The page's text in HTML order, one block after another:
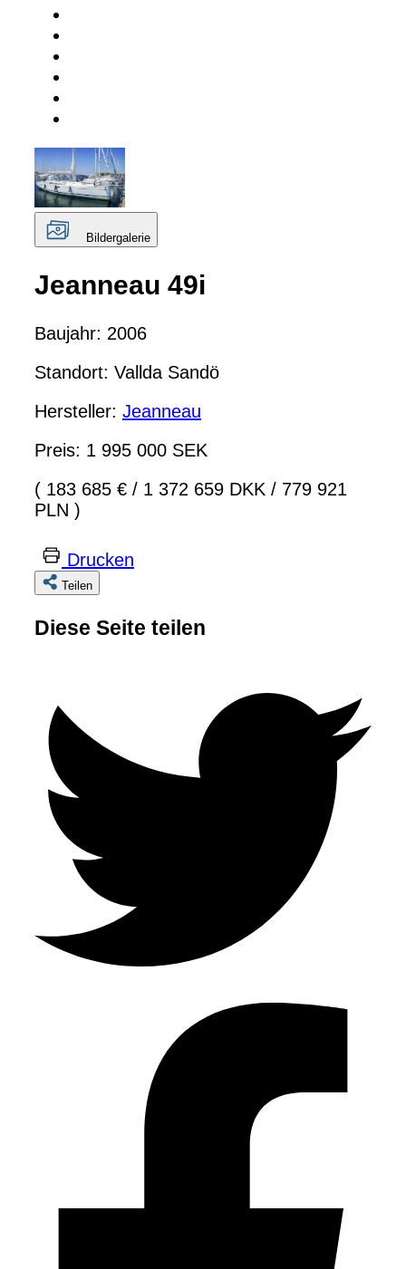
Bildergalerie
Jeanneau 49i
Baujahr: 2006
Standort: Vallda Sandö
Hersteller: Jeanneau
Preis: 1 995 000 SEK
( 183 685 € / 1 372 659 DKK / 779 921
PLN )
Drucken
Teilen
Diese Seite teilen